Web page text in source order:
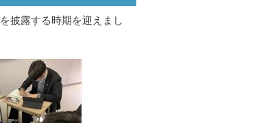
披露する時期を迎えまし